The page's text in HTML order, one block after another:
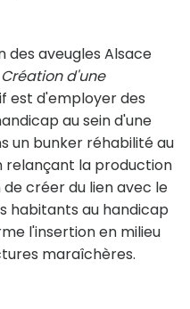
des aveugles Alsace
Création d'une
est d'employer des
au sein d'une
un bunker réhabilité au
relançant la production
créer du lien avec le
habitants au handicap
l'insertion en milieu
maraîchères.